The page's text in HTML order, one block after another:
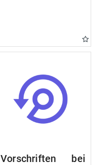
Vorschriften bei